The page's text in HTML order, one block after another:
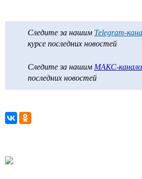
Следите за нашим Telegram-
курсе последних новостей
Следите за нашим МАКС-
последних новостей